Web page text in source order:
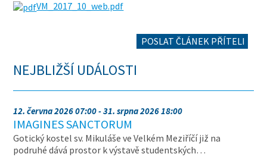
VM_2017_10_web.pdf
POSLAT ČLÁNEK PŘÍTELI
NEJBLIŽŠÍ UDÁLOSTI
12. června 2026 07:00 - 31. srpna 2026 18:00
IMAGINES SANCTORUM
Gotický kostel sv. Mikuláše ve Velkém Meziříčí již na
podruhé dává prostor k výstavě studentských…